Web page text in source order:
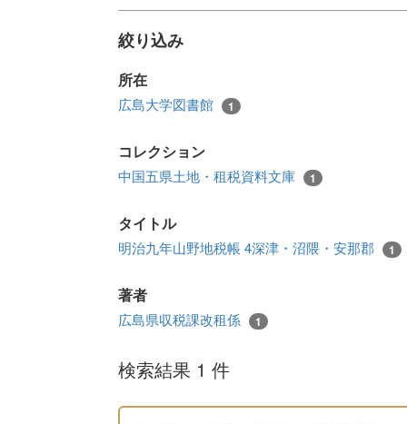
絞り込み
所在
広島大学図書館 1
コレクション
中国五県土地・租税資料文庫 1
タイトル
明治九年山野地税帳 4深津・沼隈・安那郡 1
著者
広島県収税課改租係 1
検索結果 1 件